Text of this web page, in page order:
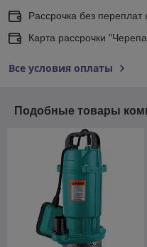
Рассрочка без
Карта рассрочки
Все условия оплаты
Подобные товары